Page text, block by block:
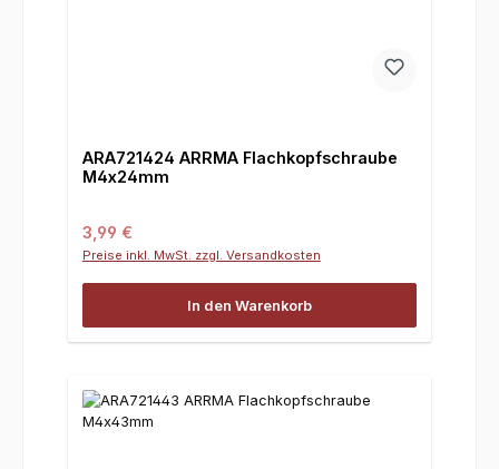
ARA721424 ARRMA Flachkopfschraube
M4x24mm
Regulärer Preis:
3,99 €
Preise inkl. MwSt. zzgl. Versandkosten
In den Warenkorb